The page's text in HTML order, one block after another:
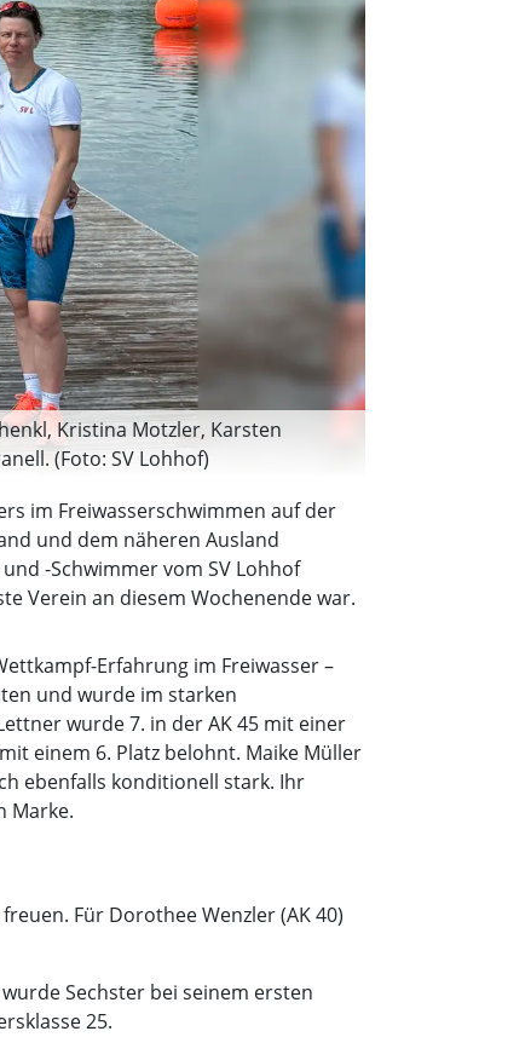
Kristina Motzler, Karsten
(Foto: SV Lohhof)
im Freiwasserschwimmen auf der
und dem näheren Ausland
-Schwimmer vom SV Lohhof
Verein an diesem Wochenende war.
Erfahrung im Freiwasser –
und wurde im starken
wurde 7. in der AK 45 mit einer
einem 6. Platz belohnt. Maike Müller
ebenfalls konditionell stark. Ihr
Marke.
Für Dorothee Wenzler (AK 40)
Sechster bei seinem ersten
25.